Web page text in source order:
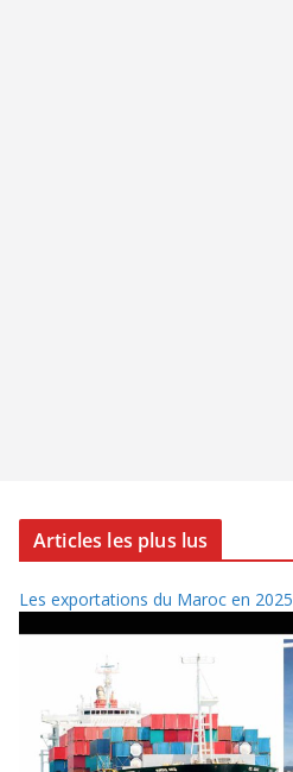
Articles les plus lus
Les exportations du Maroc en 2025